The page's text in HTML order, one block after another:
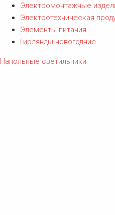
Электромонтажные
Электротехническая
Элементы питания
Гирлянды новогодние
Напольные светильники